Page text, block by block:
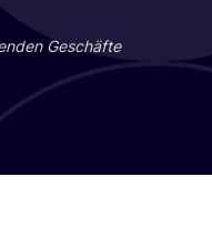
Geschäf­te